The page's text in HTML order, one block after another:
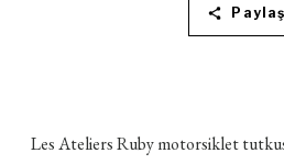
Paylaş
Les Ateliers Ruby motorsiklet